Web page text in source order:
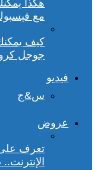
هكذا
مع
كيف
جوجل
فيديو
س&ج
عروض
تعرف